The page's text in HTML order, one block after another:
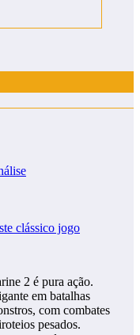
clássico jogo
2 é pura ação.
em batalhas
com combates
pesados.